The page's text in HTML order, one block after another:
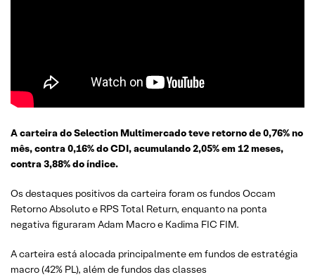
A carteira do Selection Multimercado teve retorno de 0,76% no
mês, contra 0,16% do CDI, acumulando 2,05% em 12 meses,
contra 3,88% do índice.
Os destaques positivos da carteira foram os fundos Occam
Retorno Absoluto e RPS Total Return, enquanto na ponta
negativa figuraram Adam Macro e Kadima FIC FIM.
A carteira está alocada principalmente em fundos de estratégia
macro (42% PL), além de fundos das classes